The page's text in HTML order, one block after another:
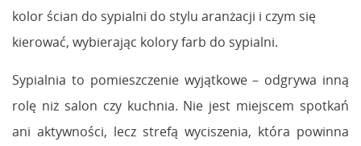
kolor ścian do sypialni do stylu aranżacji i czym się
kierować, wybierając kolory farb do sypialni.
Sypialnia to pomieszczenie wyjątkowe – odgrywa inną
rolę niż salon czy kuchnia. Nie jest miejscem spotkań
ani aktywności, lecz strefą wyciszenia, która powinna